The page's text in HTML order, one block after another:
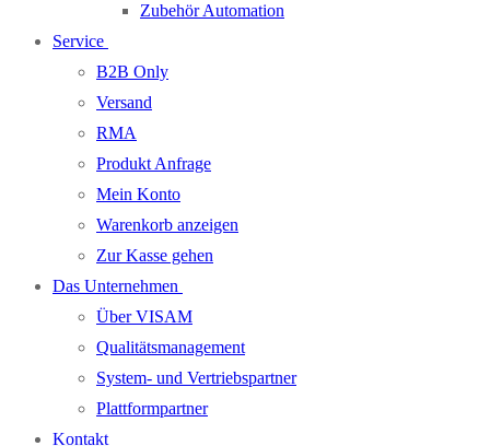
Zubehör Automation
Service
B2B Only
Versand
RMA
Produkt Anfrage
Mein Konto
Warenkorb anzeigen
Zur Kasse gehen
Das Unternehmen
Über VISAM
Qualitätsmanagement
System- und Vertriebspartner
Plattformpartner
Kontakt